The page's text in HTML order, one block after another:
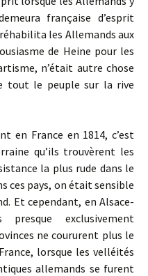
française d’esprit
les Allemands aux
de Heine pour les
n’était autre chose
tout le peuple sur la rive
en France en 1814, c’est
qu’ils trouvèrent les
la plus rude dans le
ces pays, on était sensible
Et cependant, en Alsace-
exclusivement
ne coururent plus le
lorsque les velléités
allemands se furent